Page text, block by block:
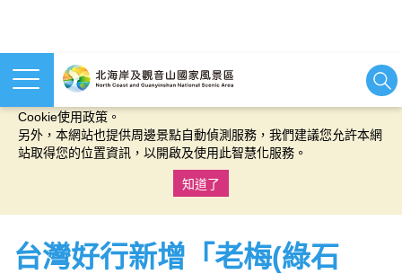
本網站使用cookies等相關技術以持續優化網站服務，並有助於為
Cookie使用政策。
另外，本網站也提供周邊景點自動偵測服務，我們建議您允許本網
站取得您的位置資訊，以開啟及使用此智慧化服務。
知道了
台灣好行新增「老梅(綠石